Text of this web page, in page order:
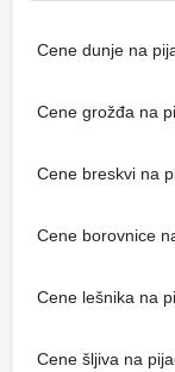
Cene dunje na
Cene grožđa na
Cene breskvi na
Cene borovnice
Cene lešnika na
Cene šljiva na